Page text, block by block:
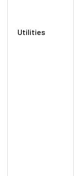
Utilities